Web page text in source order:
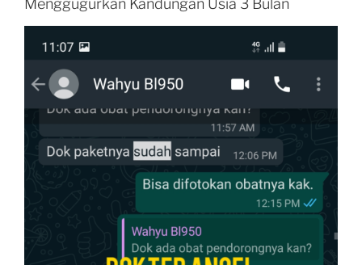
Menggugurkan Kandungan Usia 3 Bulan